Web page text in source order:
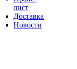
лист
Доставка
Новости